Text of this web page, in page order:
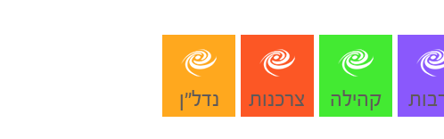
קהילה צרכנות נדל"ן